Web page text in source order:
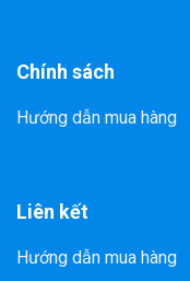
Chính sách
Hướng dẫn mua hàng
Liên kết
Hướng dẫn mua hàng